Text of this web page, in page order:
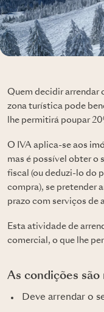
Quem decidir arrendar
zona turística pode
lhe permitirá poupar
O IVA aplica-se aos
mas é possível obter o
fiscal (ou deduzi-lo do
compra), se pretender
prazo com serviços de
Esta atividade de
comercial, o que lhe
As condições
Deve arrendar o